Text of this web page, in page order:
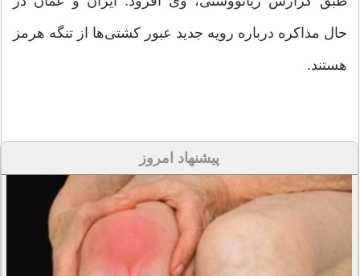
حال مذاکره درباره رویه جدید عبور کشتی‌ها از تنگه هرمز
هستند.
پیشنهاد امروز